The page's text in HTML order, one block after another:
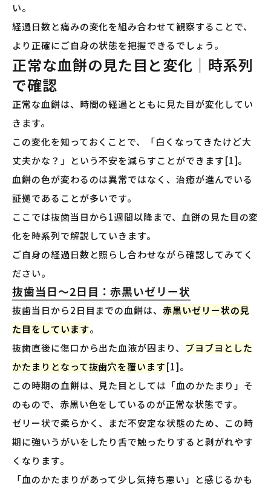
い。
経過日数と痛みの変化を組み合わせて観察することで、
より正確にご自身の状態を把握できるでしょう。
正常な血餅の見た目と変化｜時系列
で確認
正常な血餅は、時間の経過とともに見た目が変化してい
きます。
この変化を知っておくことで、「白くなってきたけど大
丈夫かな？」という不安を減らすことができます[1]。
血餅の色が変わるのは異常ではなく、治癒が進んでいる
証拠であることが多いです。
ここでは抜歯当日から1週間以降まで、血餅の見た目の変
化を時系列で解説していきます。
ご自身の経過日数と照らし合わせながら確認してみてく
ださい。
抜歯当日〜2日目：赤黒いゼリー状
抜歯当日から2日目までの血餅は、 赤黒いゼリー状の見
た目をしています。
抜歯直後に傷口から出た血液が固まり、 ブヨブヨとした
かたまりとなって抜歯穴を覆います[1]。
この時期の血餅は、見た目としては「血のかたまり」そ
のもので、赤黒い色をしているのが正常な状態です。
ゼリー状で柔らかく、まだ不安定な状態のため、この時
期に強いうがいをしたり舌で触ったりすると剥がれやす
くなります。
「血のかたまりがあって少し気持ち悪い」と感じるかも